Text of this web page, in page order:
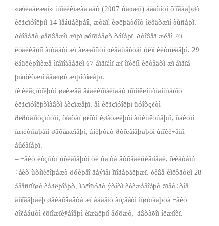
«æïèåäëæåì» ùïîèëèïæãåíåäò (2007 ùäòæïí) áâåñíòì ôïîãäåþøò
èëãçïóîëþïì 14 ìåáüåèþåîì, æòäïì èøëþäòóîò ìëôäòæïí òùñåþì.
ðòîâåäò øåõâåæîï æïþï øóïõåâøò òáíåþï. ðòîâåä æéåì 70
êòäëèåüîì ãïòâäòì æï ãëæåîûòì óéåäüåõòäì óêïí èëòüëâåþì. 29
ëáüëèþîïèæå ìïáïîàâåäëì 67 áïäïáìï æï îïòëíì èëòâäòì æï áïäïá
þïàóèòæïí áåæïøò æïþîóíæåþï.
ïè èëãçïóîëþòì øåèæåã âåäëèïîïàëíåäò üîïíìêëíüòíåíüïäóîò
èëãçïóîëþòìàâòì åèçïæåþï. åì èëãçïóîëþï üóîòçèòì
ðëðóäïîòçïúòïì, õïäõàï øëîòì èøâòæëþòì ãïíèüêòúåþïì, ìïáèòïí
ïæïèòïíåþàïí øåõâåæîåþì, úíëþòäò ðòîëâíåþåþòì ùïîèë÷åíïì
åûéâíåþï.
– ÷åèò èòçïíòï úõëâîåþòì òè ùåìòà âòõåäèûéâïíåäë, îëèäòàïú
÷åèò ùòíïèëîþåæò öóèþåî äåýïâï ìïîãåþäëþæï. óêâå èìëôäòëì 28
áâåñïíïøò èåãëþîåþò, ìðëîüóäò ýòíòì èòèæåâîåþò ãïâò÷òíå.
âìïîãåþäëþ øåèàõâåâòà æï àáâåíò ãïçåàòì ìïøóïäåþòà ÷åèò
ðîëåáüòì èõïîæïèÿåîåþì èïæäëþïì âóõæò, ­ ãâòàõîï íëæïîèï.